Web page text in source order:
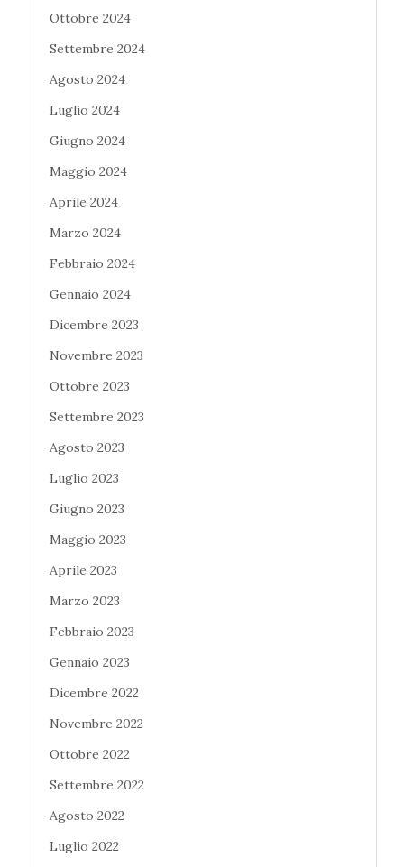
Ottobre 2024
Settembre 2024
Agosto 2024
Luglio 2024
Giugno 2024
Maggio 2024
Aprile 2024
Marzo 2024
Febbraio 2024
Gennaio 2024
Dicembre 2023
Novembre 2023
Ottobre 2023
Settembre 2023
Agosto 2023
Luglio 2023
Giugno 2023
Maggio 2023
Aprile 2023
Marzo 2023
Febbraio 2023
Gennaio 2023
Dicembre 2022
Novembre 2022
Ottobre 2022
Settembre 2022
Agosto 2022
Luglio 2022